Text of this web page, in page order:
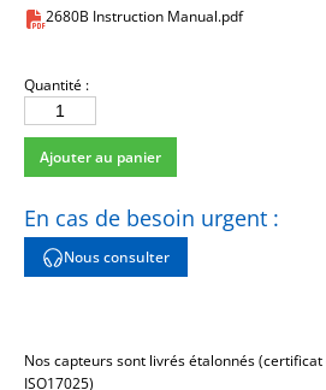
2680B Instruction Manual.pdf
Quantité :
quantité
de
2680BM3
Ajouter au panier
En cas de besoin urgent :
Nous consulter
Nos capteurs sont livrés étalonnés (certificat
ISO17025)